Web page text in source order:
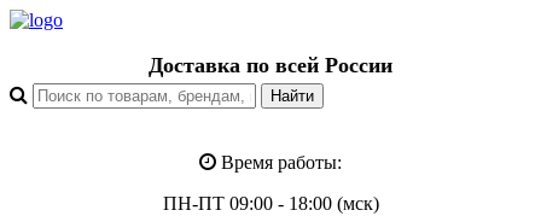
Доставка по всей России
Время работы:
ПН-ПТ 09:00 - 18:00 (мск)